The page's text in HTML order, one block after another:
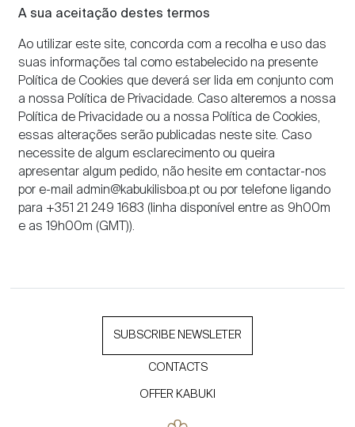
A sua aceitação destes termos
Ao utilizar este site, concorda com a recolha e uso das
suas informações tal como estabelecido na presente
Política de Cookies que deverá ser lida em conjunto com
a nossa Política de Privacidade. Caso alteremos a nossa
Política de Privacidade ou a nossa Política de Cookies,
essas alterações serão publicadas neste site. Caso
necessite de algum esclarecimento ou queira
apresentar algum pedido, não hesite em contactar-nos
por e-mail admin@kabukilisboa.pt ou por telefone ligando
para +351 21 249 1683 (linha disponível entre as 9h00m
e as 19h00m (GMT)).
SUBSCRIBE NEWSLETER
CONTACTS
OFFER KABUKI